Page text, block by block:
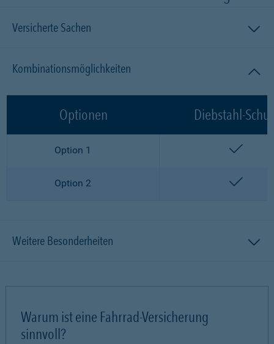
Versicherte Sachen
Kombinationsmöglichkeiten
Optionen Diebstahl-
Option 1
Option 2
Weitere Besonderheiten
Warum ist eine Fahrrad-Versicherung
sinnvoll?